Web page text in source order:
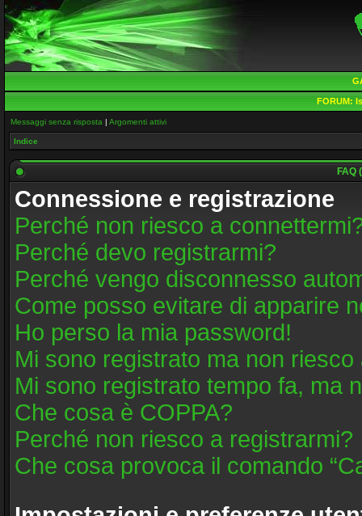
FORUM:
Messaggi senza risposta | Argomenti attivi
Indice
FAQ
Connessione e registrazione
Perché non riesco a
Perché devo registrarmi?
Perché vengo disconnesso
Come posso evitare di apparire
Ho perso la mia password!
Mi sono registrato ma non
Mi sono registrato tempo fa, ma
Che cosa è COPPA?
Perché non riesco a registrarmi?
Che cosa provoca il comando